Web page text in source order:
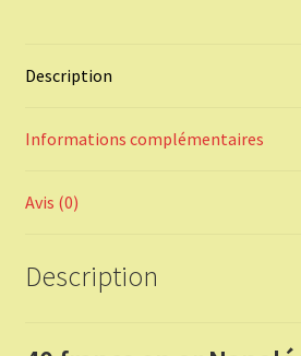
Description
Informations complémentaires
Avis (0)
Description